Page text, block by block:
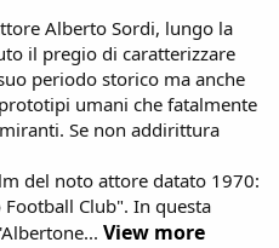
Alberto Sordi, lungo la
il pregio di caratterizzare
periodo storico ma anche
umani che fatalmente
Se non addirittura
del noto attore datato 1970:
Club". In questa
View more